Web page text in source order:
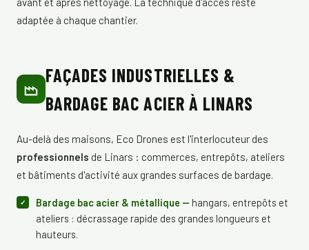
adaptée à chaque chantier.
FAÇADES INDUSTRIELLES &
BARDAGE BAC ACIER À LINARS
Au-delà des maisons, Eco Drones est l'interlocuteur des
professionnels de Linars : commerces, entrepôts, ateliers
et bâtiments d'activité aux grandes surfaces de bardage.
Bardage bac acier & métallique — hangars, entrepôts et
ateliers : décrassage rapide des grandes longueurs et
hauteurs.